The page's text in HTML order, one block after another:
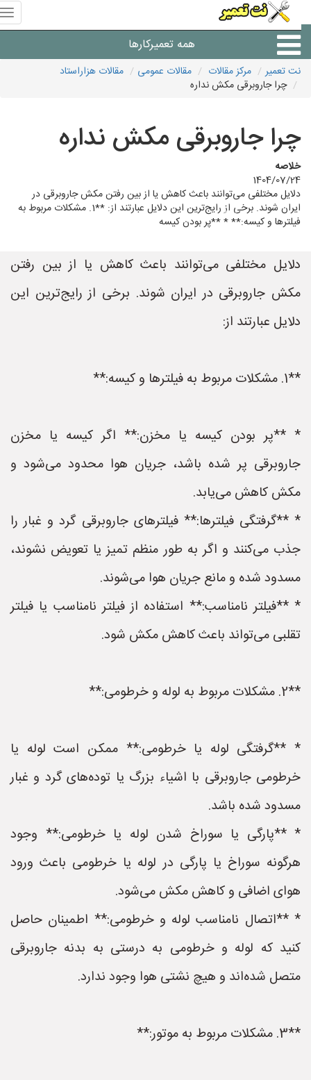
همه تعمیرکارها
شرکت های تعمیرات لوازم
نت تعمیر مرکز مقالات مقالات عمومی
مقالات هزاراستاد
چرا جاروبرقی مکش نداره
چرا جاروبرقی مکش نداره
خلاصه
1404/07/24
دلایل مختلفی می‌توانند باعث کاهش یا از بین رفتن مکش جاروبرقی در
ایران شوند. برخی از رایج‌ترین این دلایل عبارتند از: **1. مشکلات مربوط به
فیلترها و کیسه:** * **پر بودن کیسه
دلایل مختلفی می‌توانند باعث کاهش یا از بین رفتن
مکش جاروبرقی در ایران شوند. برخی از رایج‌ترین این
دلایل عبارتند از:
**1. مشکلات مربوط به فیلترها و کیسه:**
* **پر بودن کیسه یا مخزن:** اگر کیسه یا مخزن
جاروبرقی پر شده باشد، جریان هوا محدود می‌شود و
مکش کاهش می‌یابد.
* **گرفتگی فیلترها:** فیلترهای جاروبرقی گرد و غبار را
جذب می‌کنند و اگر به طور منظم تمیز یا تعویض نشوند،
مسدود شده و مانع جریان هوا می‌شوند.
* **فیلتر نامناسب:** استفاده از فیلتر نامناسب یا فیلتر
تقلبی می‌تواند باعث کاهش مکش شود.
**2. مشکلات مربوط به لوله و خرطومی:**
* **گرفتگی لوله یا خرطومی:** ممکن است لوله یا
خرطومی جاروبرقی با اشیاء بزرگ یا توده‌های گرد و غبار
مسدود شده باشد.
* **پارگی یا سوراخ شدن لوله یا خرطومی:** وجود
هرگونه سوراخ یا پارگی در لوله یا خرطومی باعث ورود
هوای اضافی و کاهش مکش می‌شود.
* **اتصال نامناسب لوله و خرطومی:** اطمینان حاصل
کنید که لوله و خرطومی به درستی به بدنه جاروبرقی
متصل شده‌اند و هیچ نشتی هوا وجود ندارد.
**3. مشکلات مربوط به موتور:**